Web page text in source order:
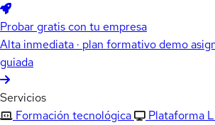
Probar gratis con tu empresa
Alta inmediata · plan formativo demo
guiada
Servicios
Formación tecnológica
Plataforma